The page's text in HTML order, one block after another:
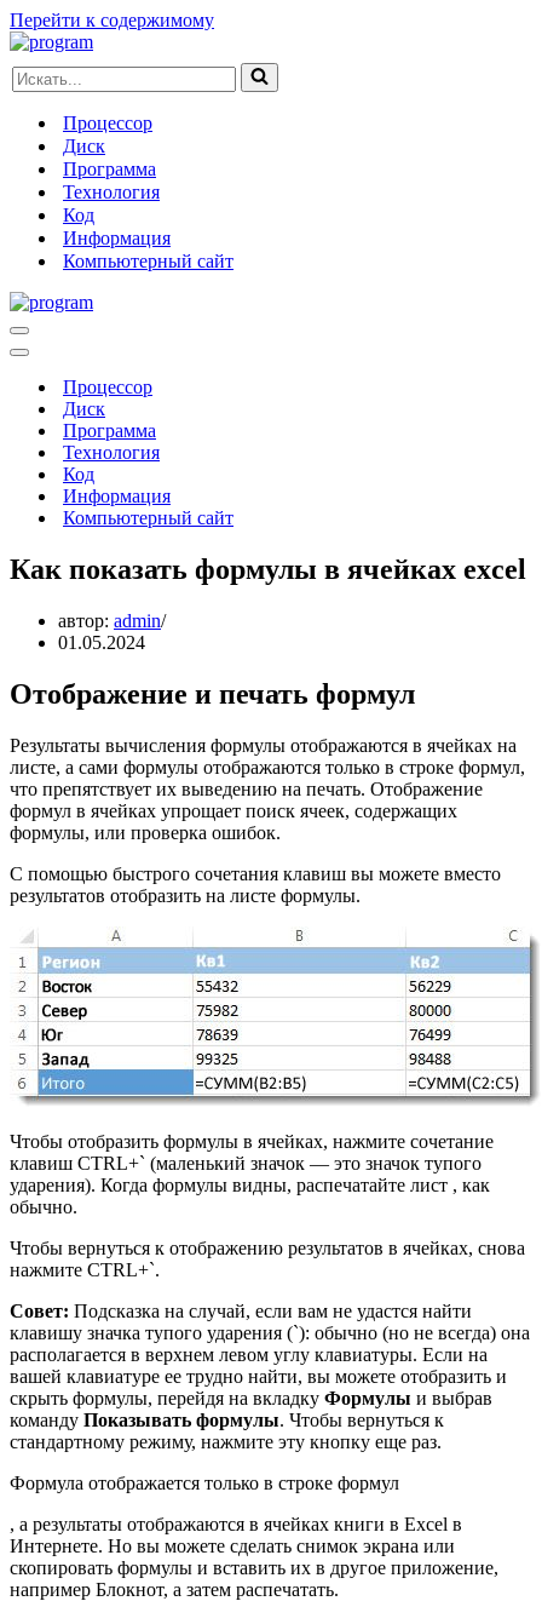
Перейти к содержимому
Искать...
Процессор
Диск
Программа
Технология
Код
Информация
Компьютерный сайт
Меню
навигации
Меню
навигацииПроцессор
Диск
Программа
Технология
Код
Информация
Компьютерный сайт
Как показать формулы в ячейках excel
автор: admin
01.05.2024
Отображение и печать формул
Результаты вычисления формулы отображаются в ячейках на
листе, а сами формулы отображаются только в строке формул,
что препятствует их выведению на печать. Отображение
формул в ячейках упрощает поиск ячеек, содержащих
формулы, или проверка ошибок.
С помощью быстрого сочетания клавиш вы можете вместо
результатов отобразить на листе формулы.
Чтобы отобразить формулы в ячейках, нажмите сочетание
клавиш CTRL+` (маленький значок — это значок тупого
ударения). Когда формулы видны, распечатайте лист , как
обычно.
Чтобы вернуться к отображению результатов в ячейках, снова
нажмите CTRL+`.
Совет: Подсказка на случай, если вам не удастся найти
клавишу значка тупого ударения (`): обычно (но не всегда) она
располагается в верхнем левом углу клавиатуры. Если на
вашей клавиатуре ее трудно найти, вы можете отобразить и
скрыть формулы, перейдя на вкладку Формулы и выбрав
команду Показывать формулы. Чтобы вернуться к
стандартному режиму, нажмите эту кнопку еще раз.
Формула отображается только в строке формул
, а результаты отображаются в ячейках книги в Excel в
Интернете. Но вы можете сделать снимок экрана или
скопировать формулы и вставить их в другое приложение,
например Блокнот, а затем распечатать.